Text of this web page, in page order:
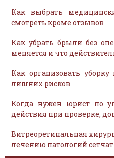
Как выбрать
смотреть кроме отзывов
Как убрать брыли без
меняется и что
Как организовать
лишних рисков
Когда нужен юрист по
действия при проверке,
Витреоретинальная
лечению патологий